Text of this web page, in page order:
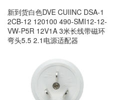
新到货白色DVE CUIINC DSA-1
2CB-12 120100 490-SMI12-12-
VW-P5R 12V1A 3米长线带磁环
弯头5.5 2.1电源适配器